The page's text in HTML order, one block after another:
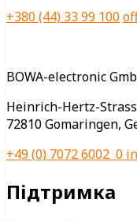
+380 (44) 33 99 100
BOWA-electronic
Heinrich-Hertz-
72810 Gomaringen,
+49 (0) 7072 6002 0
Підтримка